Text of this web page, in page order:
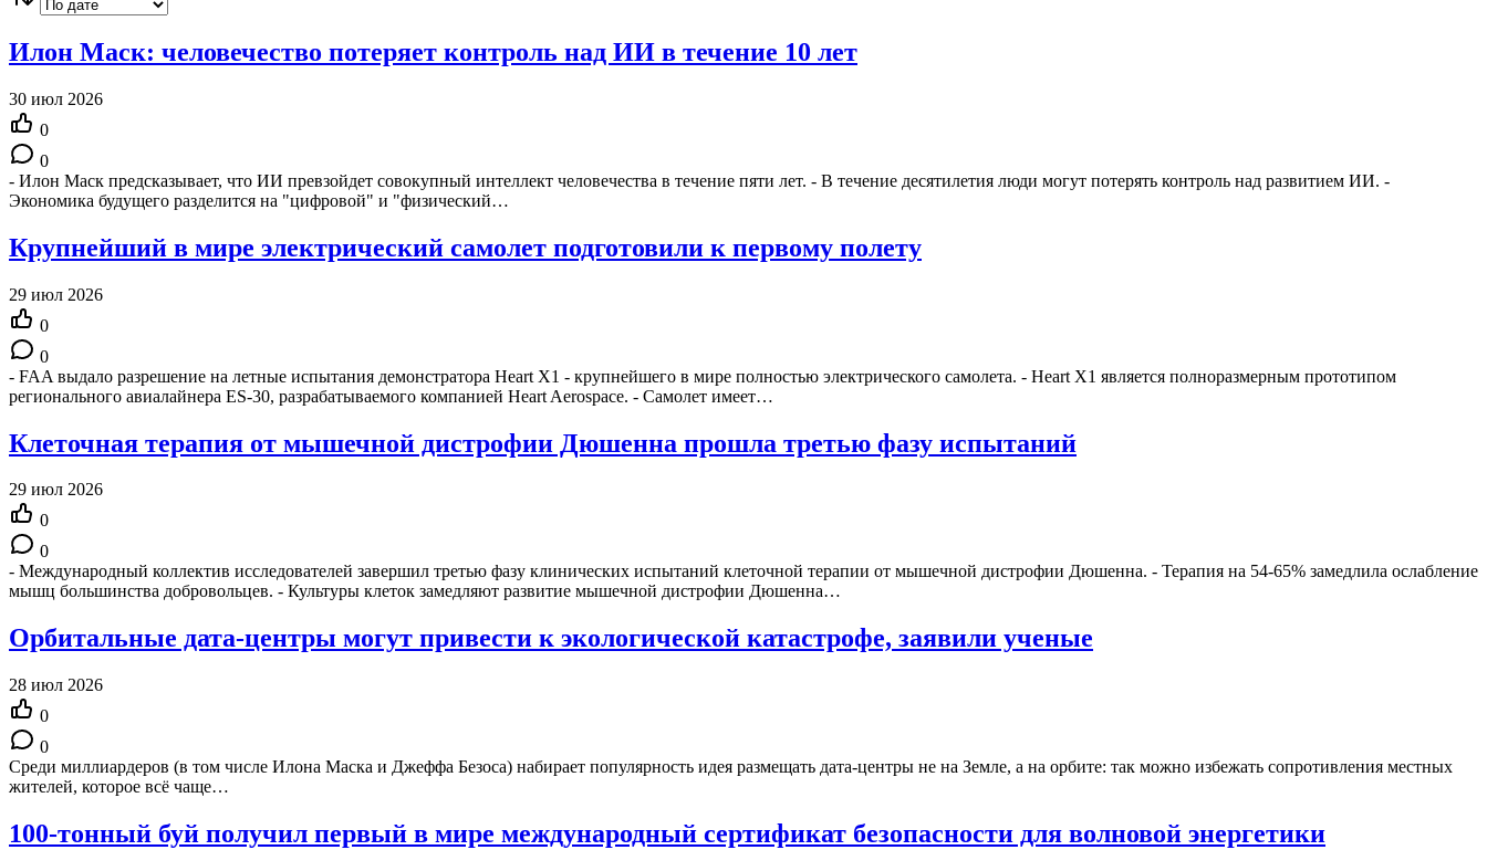
Илон Маск: человечество потеряет контроль над ИИ в течение 10 лет
30 июл 2026
0
0
- Илон Маск предсказывает, что ИИ превзойдет совокупный интеллект человечества в течение пяти лет. - В течение десятилетия люди могут потерять контроль над развитием ИИ. -
Экономика будущего разделится на "цифровой" и "физический…
Крупнейший в мире электрический самолет подготовили к первому полету
29 июл 2026
0
0
- FAA выдало разрешение на летные испытания демонстратора Heart X1 - крупнейшего в мире полностью электрического самолета. - Heart X1 является полноразмерным прототипом
регионального авиалайнера ES-30, разрабатываемого компанией Heart Aerospace. - Самолет имеет…
Клеточная терапия от мышечной дистрофии Дюшенна прошла третью фазу испытаний
29 июл 2026
0
0
- Международный коллектив исследователей завершил третью фазу клинических испытаний клеточной терапии от мышечной дистрофии Дюшенна. - Терапия на 54-65% замедлила ослабление
мышц большинства добровольцев. - Культуры клеток замедляют развитие мышечной дистрофии Дюшенна…
Орбитальные дата-центры могут привести к экологической катастрофе, заявили ученые
28 июл 2026
0
0
Среди миллиардеров (в том числе Илона Маска и Джеффа Безоса) набирает популярность идея размещать дата‑центры не на Земле, а на орбите: так можно избежать сопротивления местных
жителей, которое всё чаще…
100-тонный буй получил первый в мире международный сертификат безопасности для волновой энергетики